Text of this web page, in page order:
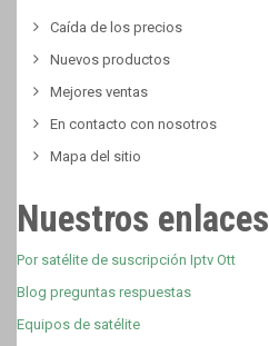
Caída de los precios
Nuevos productos
Mejores ventas
En contacto con nosotros
Mapa del sitio
Nuestros enlaces
Por satélite de suscripción Iptv Ott
Blog preguntas respuestas
Equipos de satélite